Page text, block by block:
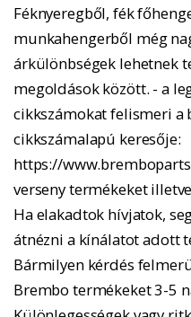
Féknyeregből, fék
munkahengerből még
árkülönbségek lehetnek
megoldások között. - a
cikkszámokat felismeri a
cikkszámalapú keresője:
https://
verseny termékeket
Ha elakadtok hívjatok,
átnézni a kínálatot adott
Bármilyen kérdés
Brembo termékeket 3-5